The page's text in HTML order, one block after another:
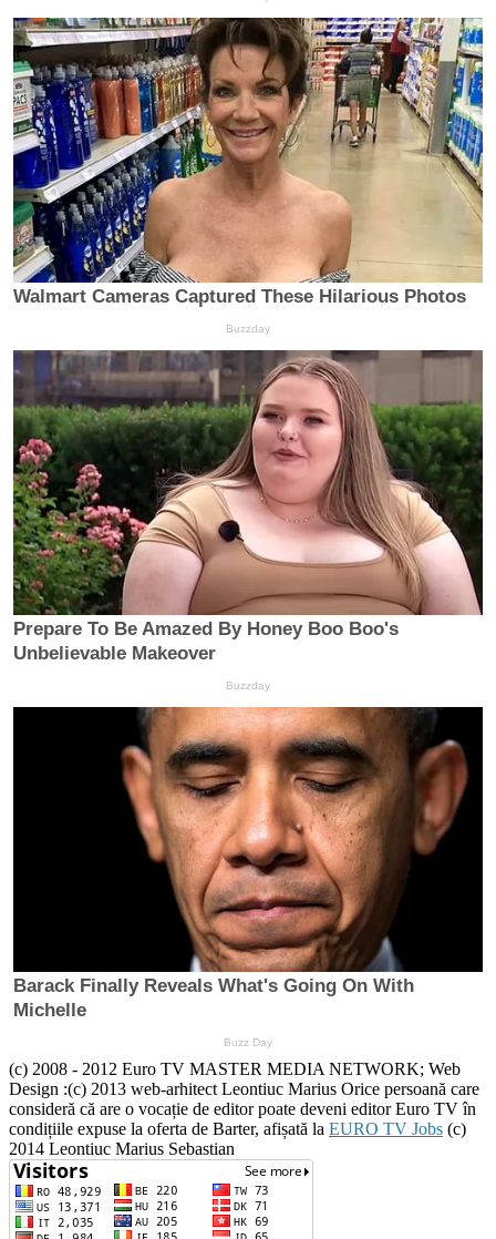
(c) 2008 - 2012 Euro TV MASTER MEDIA NETWORK; Web
Design :(c) 2013 web-arhitect Leontiuc Marius Orice persoană care
consideră că are o vocație de editor poate deveni editor Euro TV în
condițiile expuse la oferta de Barter, afișată la EURO TV Jobs (c)
2014 Leontiuc Marius Sebastian